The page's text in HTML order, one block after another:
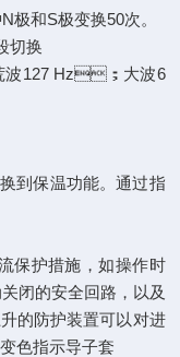
和S极变换50次。
切换
127 Hz；大波6
到保温功能。通过指
护措施，如操作时
的安全回路，以及
的防护装置可以对进
色指示导子套